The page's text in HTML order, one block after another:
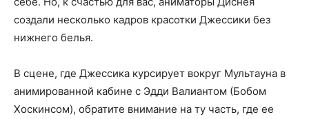
создали несколько кадров красотки Джессики без
нижнего белья.
В сцене, где Джессика курсирует вокруг Мультауна в
анимированной кабине с Эдди Валиантом (Бобом
Хоскинсом), обратите внимание на ту часть, где ее